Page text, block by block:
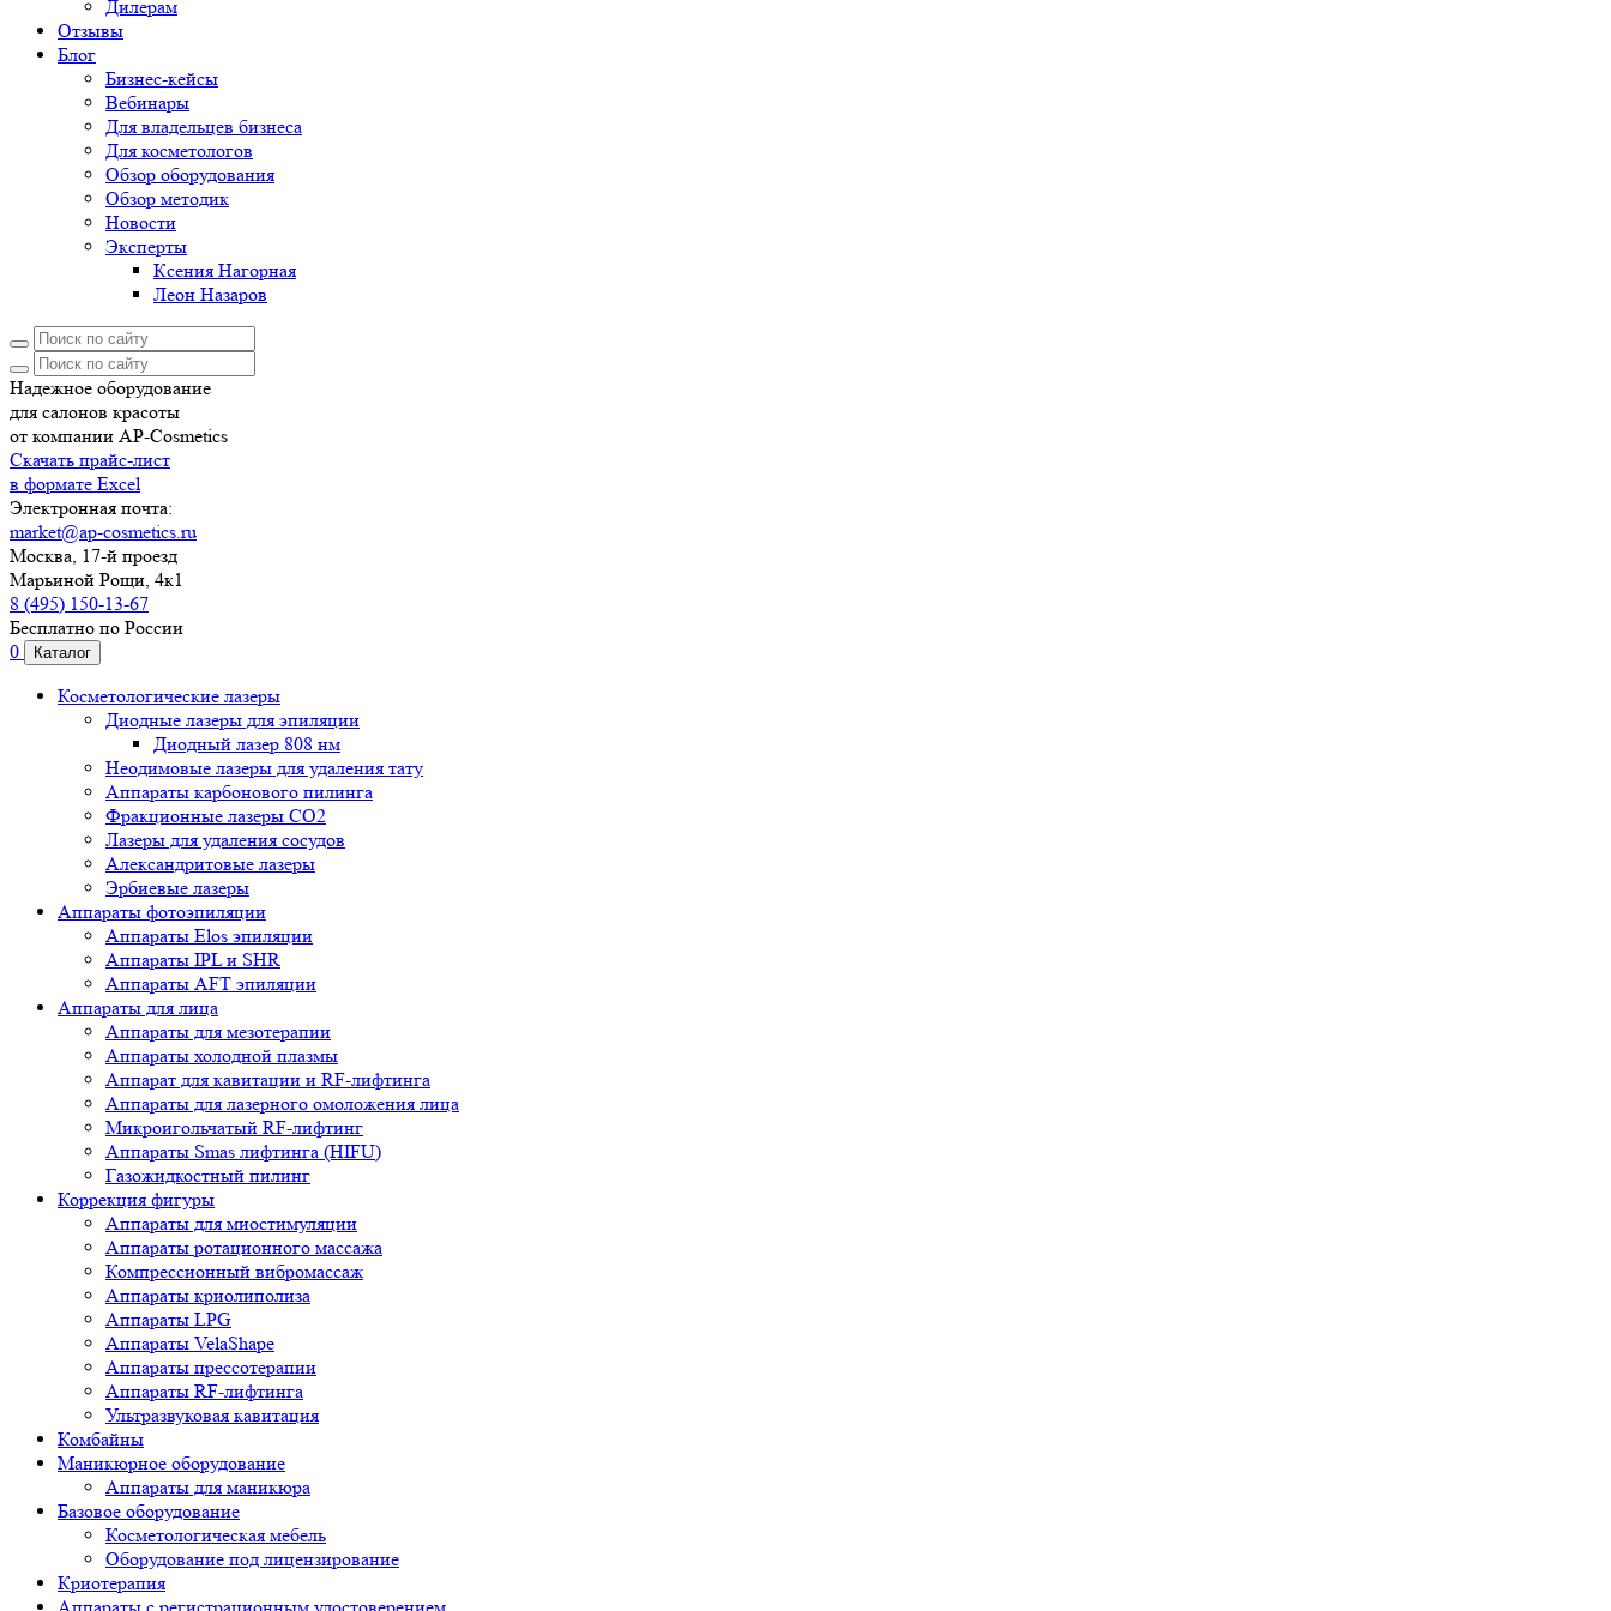
Дилерам
Отзывы
Блог
Бизнес-кейсы
Вебинары
Для владельцев бизнеса
Для косметологов
Обзор оборудования
Обзор методик
Новости
Эксперты
Ксения Нагорная
Леон Назаров
Надежное оборудование
для салонов красоты
от компании AP-Cosmetics
Скачать прайс-лист
в формате Excel
Электронная почта:
market@ap-cosmetics.ru
Москва, 17-й проезд
Марьиной Рощи, 4к1
8 (495) 150-13-67
Бесплатно по России
0
Каталог
Косметологические лазеры
Диодные лазеры для эпиляции
Диодный лазер 808 нм
Неодимовые лазеры для удаления тату
Аппараты карбонового пилинга
Фракционные лазеры CO2
Лазеры для удаления сосудов
Александритовые лазеры
Эрбиевые лазеры
Аппараты фотоэпиляции
Аппараты Elos эпиляции
Аппараты IPL и SHR
Аппараты AFT эпиляции
Аппараты для лица
Аппараты для мезотерапии
Аппараты холодной плазмы
Аппарат для кавитации и RF-лифтинга
Аппараты для лазерного омоложения лица
Микроигольчатый RF-лифтинг
Аппараты Smas лифтинга (HIFU)
Газожидкостный пилинг
Коррекция фигуры
Аппараты для миостимуляции
Аппараты ротационного массажа
Компрессионный вибромассаж
Аппараты криолиполиза
Аппараты LPG
Аппараты VelaShape
Аппараты прессотерапии
Аппараты RF-лифтинга
Ультразвуковая кавитация
Комбайны
Маникюрное оборудование
Аппараты для маникюра
Базовое оборудование
Косметологическая мебель
Оборудование под лицензирование
Криотерапия